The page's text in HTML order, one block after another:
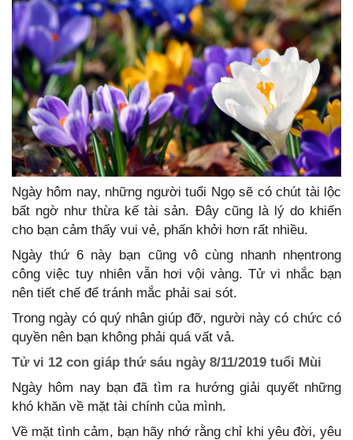
Ngày hôm nay, những người tuổi Ngọ sẽ có chút tài lộc
bất ngờ như thừa kế tài sản. Đây cũng là lý do khiến
cho bạn cảm thấy vui vẻ, phấn khởi hơn rất nhiều.
Ngày thứ 6 này bạn cũng vô cùng nhanh nhẹntrong
công việc tuy nhiên vẫn hơi vội vàng. Tử vi nhắc bạn
nên tiết chế để tránh mắc phải sai sót.
Trong ngày có quý nhân giúp đỡ, người này có chức có
quyền nên bạn không phải quá vất vả.
Tử vi 12 con giáp thứ sáu ngày 8/11/2019 tuổi Mùi
Ngày hôm nay bạn đã tìm ra hướng giải quyết những
khó khăn về mặt tài chính của mình.
Về mặt tình cảm, bạn hãy nhớ rằng chỉ khi yêu đời, yêu